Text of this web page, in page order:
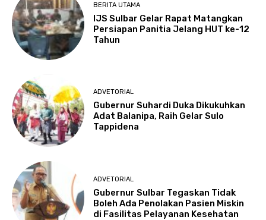
BERITA UTAMA
IJS Sulbar Gelar Rapat Matangkan
Persiapan Panitia Jelang HUT ke-12
Tahun
ADVETORIAL
Gubernur Suhardi Duka Dikukuhkan
Adat Balanipa, Raih Gelar Sulo
Tappidena
ADVETORIAL
Gubernur Sulbar Tegaskan Tidak
Boleh Ada Penolakan Pasien Miskin
di Fasilitas Pelayanan Kesehatan